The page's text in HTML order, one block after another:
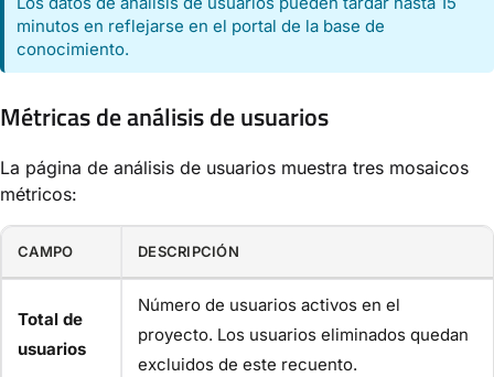
minutos en reflejarse en el portal de la base de
conocimiento.
Métricas de análisis de usuarios
La página de análisis de usuarios muestra tres mosaicos
métricos:
CAMPO DESCRIPCIÓN
Total de
usuarios
Número de usuarios activos en el
proyecto. Los usuarios eliminados quedan
excluidos de este recuento.